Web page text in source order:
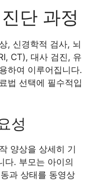
단 과정
, 신경학적 검사, 뇌
CT), 대사 검진, 유
하여 이루어집니다.
법 선택에 필수적입
성
양상을 상세히 기
다. 부모는 아이의
과 상태를 동영상